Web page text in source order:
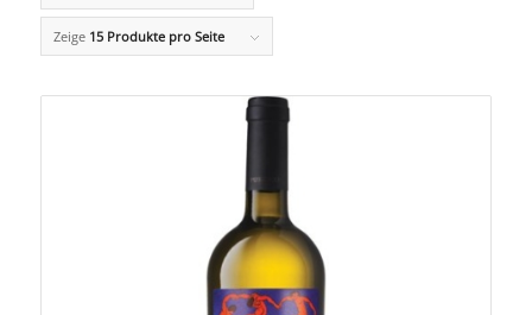
Zeige 15 Produkte pro Seite